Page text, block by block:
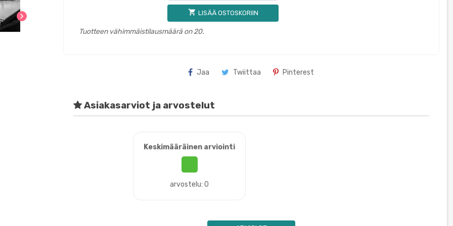
chevron_right shopping_cart LISÄÄ OSTOSKORIIN
Tuotteen vähimmäistilausmäärä on 20.
Jaa Twiittaa Pinterest
Asiakasarviot ja arvostelut
Keskimääräinen arviointi
arvostelu: 0